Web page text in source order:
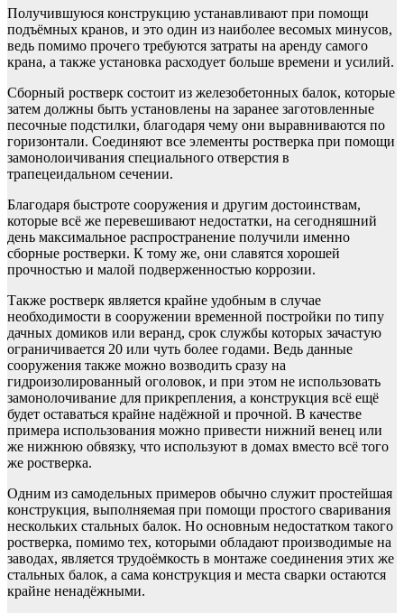
Получившуюся конструкцию устанавливают при помощи
подъёмных кранов, и это один из наиболее весомых минусов,
ведь помимо прочего требуются затраты на аренду самого
крана, а также установка расходует больше времени и усилий.
Сборный ростверк состоит из железобетонных балок, которые
затем должны быть установлены на заранее заготовленные
песочные подстилки, благодаря чему они выравниваются по
горизонтали. Соединяют все элементы ростверка при помощи
замонолоичивания специального отверстия в
трапецеидальном сечении.
Благодаря быстроте сооружения и другим достоинствам,
которые всё же перевешивают недостатки, на сегодняшний
день максимальное распространение получили именно
сборные ростверки. К тому же, они славятся хорошей
прочностью и малой подверженностью коррозии.
Также ростверк является крайне удобным в случае
необходимости в сооружении временной постройки по типу
дачных домиков или веранд, срок службы которых зачастую
ограничивается 20 или чуть более годами. Ведь данные
сооружения также можно возводить сразу на
гидроизолированный оголовок, и при этом не использовать
замонолочивание для прикрепления, а конструкция всё ещё
будет оставаться крайне надёжной и прочной. В качестве
примера использования можно привести нижний венец или
же нижнюю обвязку, что используют в домах вместо всё того
же ростверка.
Одним из самодельных примеров обычно служит простейшая
конструкция, выполняемая при помощи простого сваривания
нескольких стальных балок. Но основным недостатком такого
ростверка, помимо тех, которыми обладают производимые на
заводах, является трудоёмкость в монтаже соединения этих же
стальных балок, а сама конструкция и места сварки остаются
крайне ненадёжными.